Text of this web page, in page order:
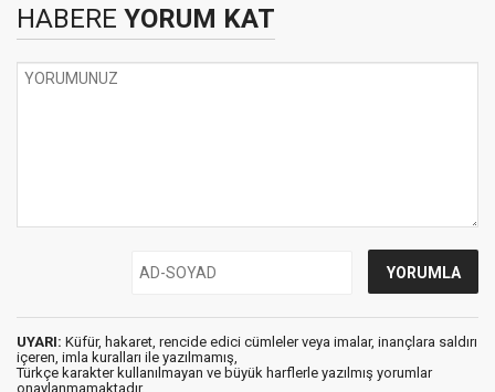
HABERE YORUM KAT
UYARI: Küfür, hakaret, rencide edici cümleler veya imalar, inançlara saldırı
içeren, imla kuralları ile yazılmamış,
Türkçe karakter kullanılmayan ve büyük harflerle yazılmış yorumlar
onaylanmamaktadır.